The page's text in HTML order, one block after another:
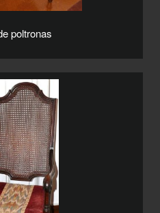
poltronas